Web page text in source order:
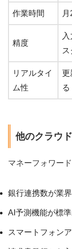
作業時間
精度
ス
リアルタイ
ム性
更
る
他のクラウ
マネーフォワー
銀行連携数が業
AI予測機能が標
スマートフォン